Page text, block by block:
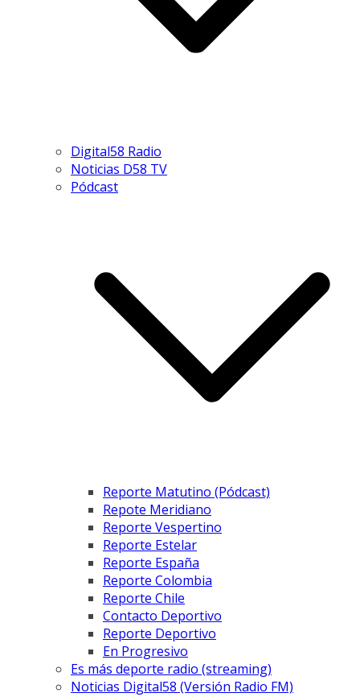
Digital58 Radio
Noticias D58 TV
Pódcast
Reporte Matutino (Pódcast)
Repote Meridiano
Reporte Vespertino
Reporte Estelar
Reporte España
Reporte Colombia
Reporte Chile
Contacto Deportivo
Reporte Deportivo
En Progresivo
Es más deporte radio (streaming)
Noticias Digital58 (Versión Radio FM)